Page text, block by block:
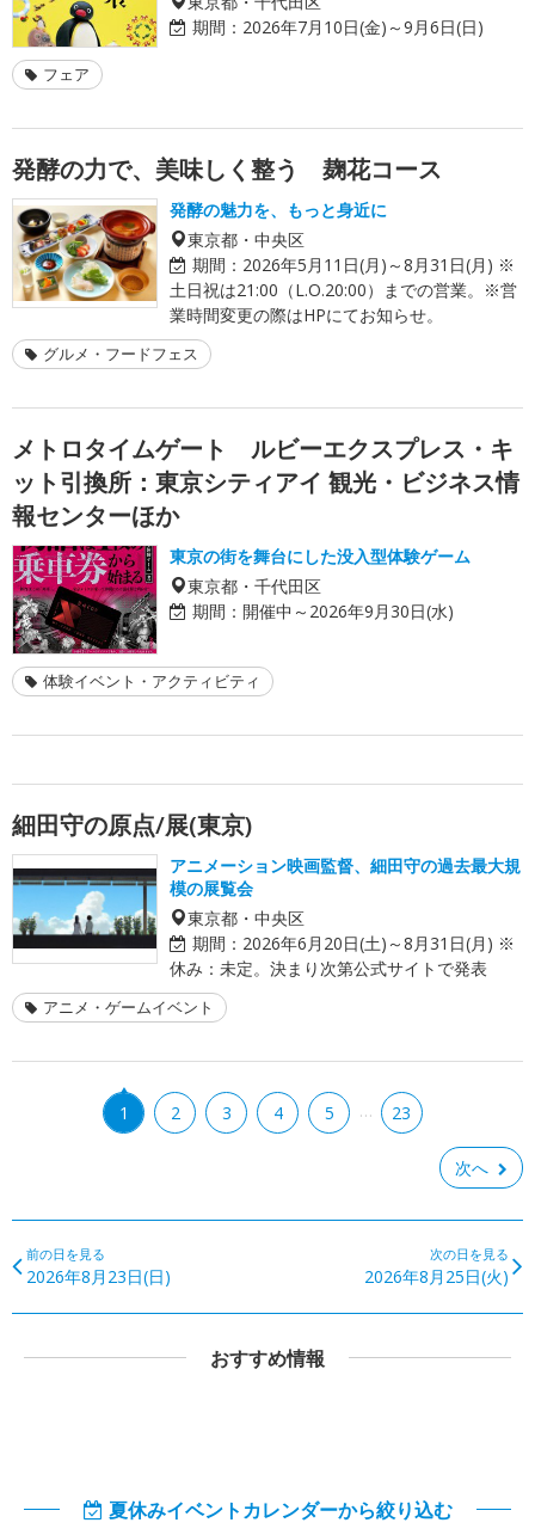
期間： 2026年7月10日(金)～9月6日(日)
フェア
発酵の力で、美味しく整う 麹花コース
発酵の魅力を、もっと身近に
東京都・中央区
期間： 2026年5月11日(月)～8月31日(月) ※
土日祝は21:00（L.O.20:00）までの営業。※営
業時間変更の際はHPにてお知らせ。
グルメ・フードフェス
メトロタイムゲート ルビーエクスプレス・キ
ット引換所：東京シティアイ 観光・ビジネス情
報センターほか
東京の街を舞台にした没入型体験ゲーム
東京都・千代田区
期間： 開催中～2026年9月30日(水)
体験イベント・アクティビティ
細田守の原点/展(東京)
アニメーション映画監督、細田守の過去最大規
模の展覧会
東京都・中央区
期間： 2026年6月20日(土)～8月31日(月) ※
休み：未定。決まり次第公式サイトで発表
アニメ・ゲームイベント
1 2 3 4 5 … 23
次へ
前の日を見る
2026年8月23日(日)
次の日を見る
2026年8月25日(火)
おすすめ情報
夏休みイベントカレンダーから絞り込む